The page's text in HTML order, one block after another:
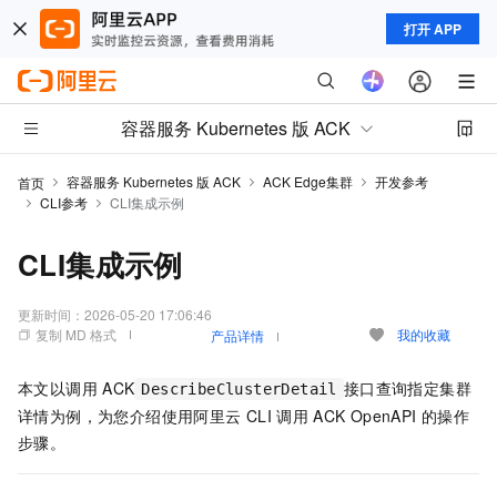
打开 APP
容器服务 Kubernetes 版 ACK
首页 容器服务 Kubernetes 版 ACK ACK Edge集群
开发参考
CLI参考
CLI集成示例
CLI集成示例
更新时间： 2026-05-20 17:06:46
复制 MD 格式
产品详情 我的收藏
本文以调用 ACK DescribeClusterDetail
接口查询指定集群
详情为例，为您介绍使用阿里云 CLI 调用 ACK OpenAPI 的操作
步骤。